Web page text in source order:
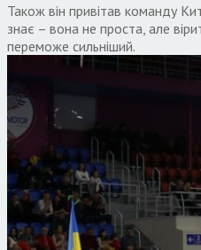
Також він привітав команду
знає – вона не проста, але
переможе сильніший.